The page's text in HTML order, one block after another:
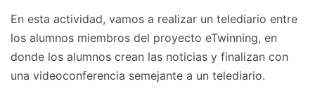
En esta actividad, vamos a realizar un telediario entre
los alumnos miembros del proyecto eTwinning, en
donde los alumnos crean las noticias y finalizan con
una videoconferencia semejante a un telediario.